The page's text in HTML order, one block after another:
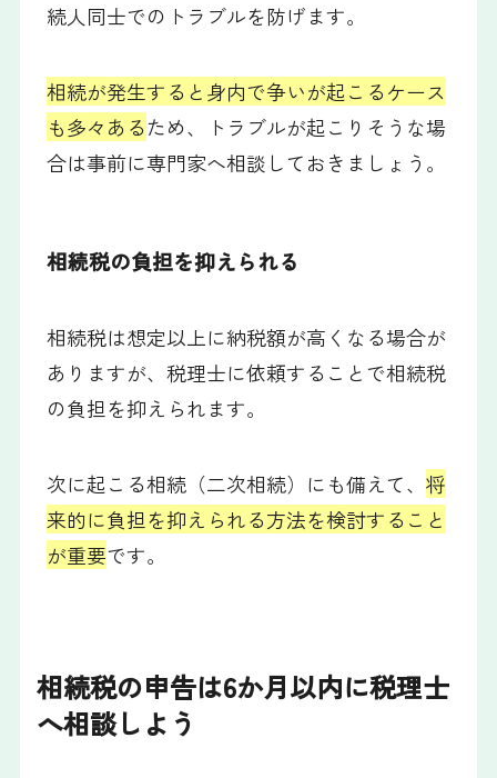
続人同士でのトラブルを防げます。
相続が発生すると身内で争いが起こるケース
も多々あるため、トラブルが起こりそうな場
合は事前に専門家へ相談しておきましょう。
相続税の負担を抑えられる
相続税は想定以上に納税額が高くなる場合が
ありますが、税理士に依頼することで相続税
の負担を抑えられます。
次に起こる相続（二次相続）にも備えて、将
来的に負担を抑えられる方法を検討すること
が重要です。
相続税の申告は6か月以内に税理士
へ相談しよう